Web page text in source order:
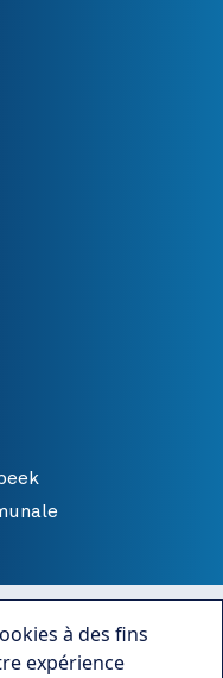
à des fins
expérience